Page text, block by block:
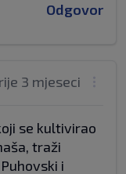
Odgovor
3 mjeseci
se kultivirao
traži
i